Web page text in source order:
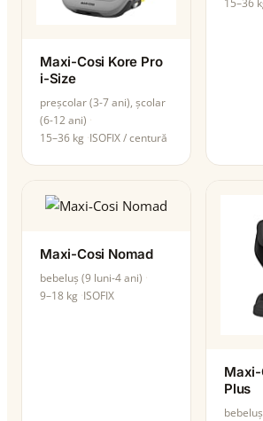
Maxi-Cosi Kore Pro
i-Size
preșcolar (3-7 ani), școlar
(6-12 ani)
15–36 kg ISOFIX / centură
Maxi-Cosi Nomad
bebeluș (9 luni-4 ani)
9–18 kg ISOFIX
Maxi-
Plus